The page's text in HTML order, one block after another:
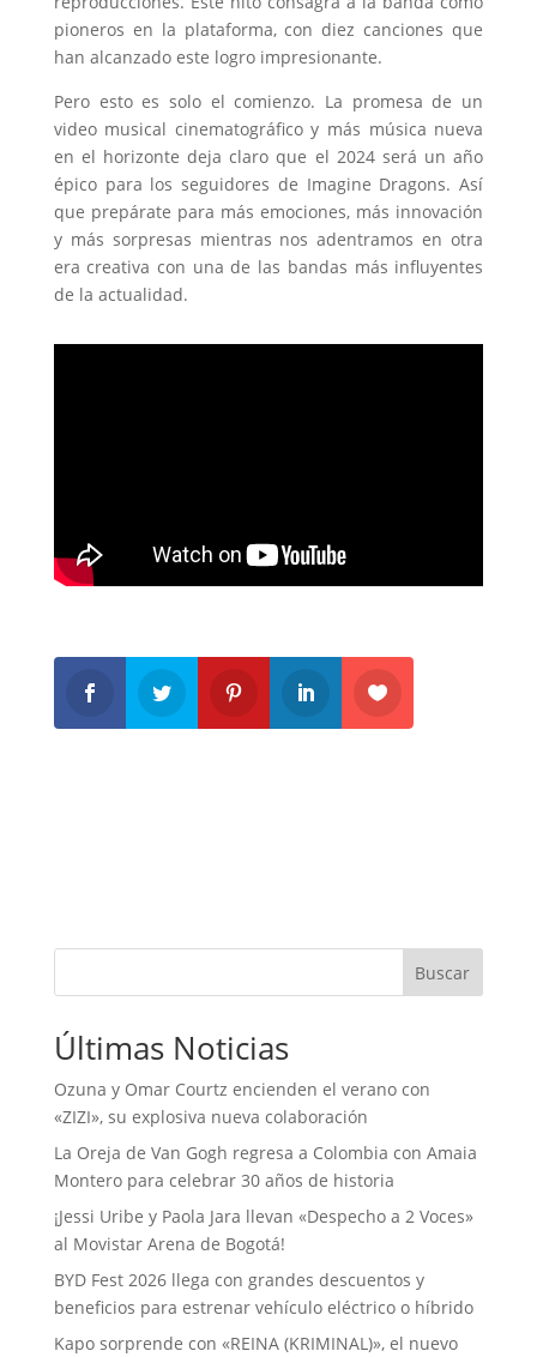
pioneros en la plataforma, con diez canciones que
han alcanzado este logro impresionante.
Pero esto es solo el comienzo. La promesa de un
video musical cinematográfico y más música nueva
en el horizonte deja claro que el 2024 será un año
épico para los seguidores de Imagine Dragons. Así
que prepárate para más emociones, más innovación
y más sorpresas mientras nos adentramos en otra
era creativa con una de las bandas más influyentes
de la actualidad.
Buscar
Últimas Noticias
Ozuna y Omar Courtz encienden el verano con
«ZIZI», su explosiva nueva colaboración
La Oreja de Van Gogh regresa a Colombia con Amaia
Montero para celebrar 30 años de historia
¡Jessi Uribe y Paola Jara llevan «Despecho a 2 Voces»
al Movistar Arena de Bogotá!
BYD Fest 2026 llega con grandes descuentos y
beneficios para estrenar vehículo eléctrico o híbrido
Kapo sorprende con «REINA (KRIMINAL)», el nuevo